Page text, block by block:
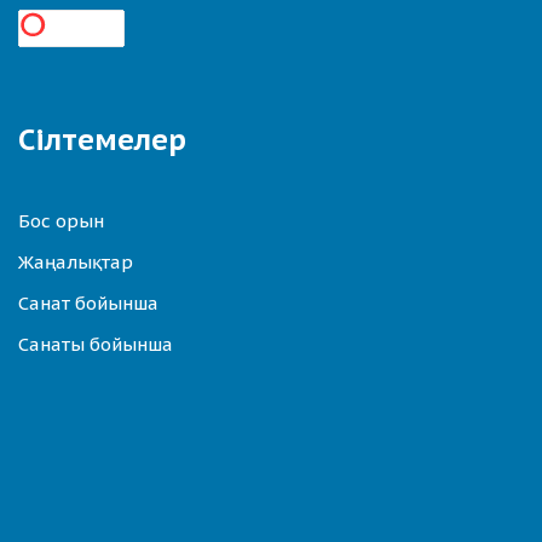
Сілтемелер
Бос орын
Жаңалықтар
Санат бойынша
Санаты бойынша